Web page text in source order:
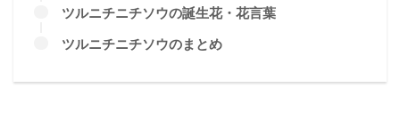
ツルニチニチソウの誕生花・花言葉
ツルニチニチソウのまとめ